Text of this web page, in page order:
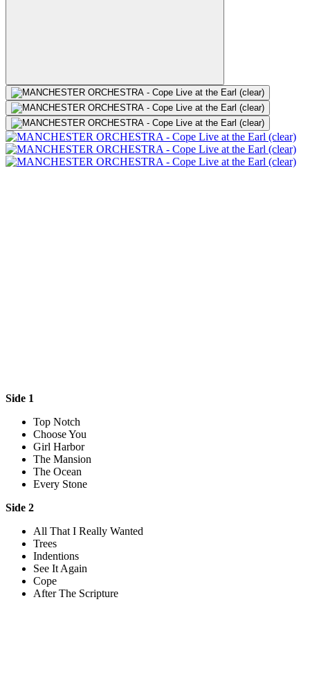
Side 1
Top Notch
Choose You
Girl Harbor
The Mansion
The Ocean
Every Stone
Side 2
All That I Really Wanted
Trees
Indentions
See It Again
Cope
After The Scripture